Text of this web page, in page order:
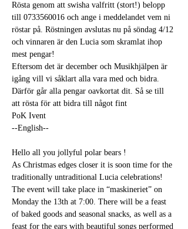
Rösta genom att swisha valfritt (stort!) belopp
till 0733560016 och ange i meddelandet vem ni
röstar på. Röstningen avslutas nu på söndag 4/12
och vinnaren är den Lucia som skramlat ihop
mest pengar!
Eftersom det är december och Musikhjälpen är
igång vill vi såklart alla vara med och bidra.
Därför går alla pengar oavkortat dit. Så se till
att rösta för att bidra till något fint
PoK Ivent
--English--
Hello all you jollyful polar bears !
As Christmas edges closer it is soon time for the
traditionally untraditional Lucia celebrations!
The event will take place in “maskineriet” on
Monday the 13th at 7:00. There will be a feast
of baked goods and seasonal snacks, as well as a
feast for the ears with beautiful songs performed